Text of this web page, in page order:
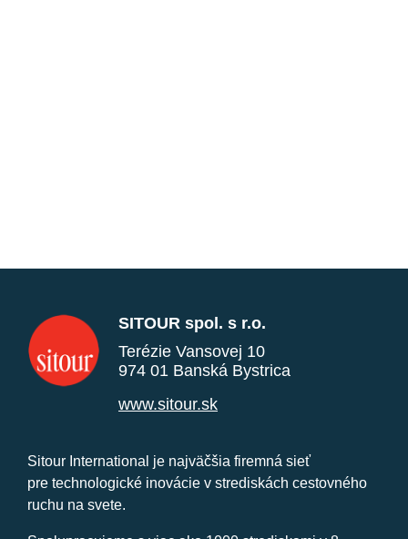
SITOUR spol. s r.o.
Terézie Vansovej 10
974 01 Banská Bystrica
www.sitour.sk
Sitour International je najväčšia firemná sieť
pre technologické inovácie v strediskách cestovného
ruchu na svete.